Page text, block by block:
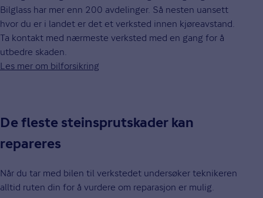
Bilglass har mer enn 200 avdelinger. Så nesten uansett
hvor du er i landet er det et verksted innen kjøreavstand.
Ta kontakt med nærmeste verksted med en gang for å
utbedre skaden.
Les mer om bilforsikring
De fleste steinsprutskader kan
repareres
Når du tar med bilen til verkstedet undersøker teknikeren
alltid ruten din for å vurdere om reparasjon er mulig.